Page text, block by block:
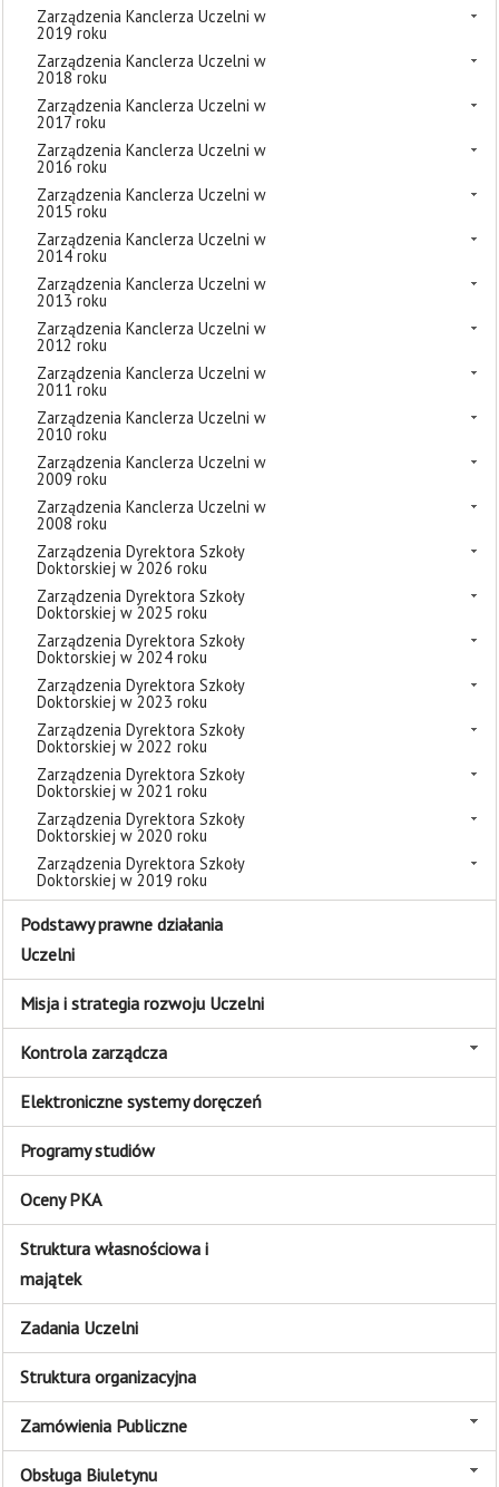
Zarządzenia Kanclerza Uczelni w
2019 roku
Zarządzenia Kanclerza Uczelni w
2018 roku
Zarządzenia Kanclerza Uczelni w
2017 roku
Zarządzenia Kanclerza Uczelni w
2016 roku
Zarządzenia Kanclerza Uczelni w
2015 roku
Zarządzenia Kanclerza Uczelni w
2014 roku
Zarządzenia Kanclerza Uczelni w
2013 roku
Zarządzenia Kanclerza Uczelni w
2012 roku
Zarządzenia Kanclerza Uczelni w
2011 roku
Zarządzenia Kanclerza Uczelni w
2010 roku
Zarządzenia Kanclerza Uczelni w
2009 roku
Zarządzenia Kanclerza Uczelni w
2008 roku
Zarządzenia Dyrektora Szkoły
Doktorskiej w 2026 roku
Zarządzenia Dyrektora Szkoły
Doktorskiej w 2025 roku
Zarządzenia Dyrektora Szkoły
Doktorskiej w 2024 roku
Zarządzenia Dyrektora Szkoły
Doktorskiej w 2023 roku
Zarządzenia Dyrektora Szkoły
Doktorskiej w 2022 roku
Zarządzenia Dyrektora Szkoły
Doktorskiej w 2021 roku
Zarządzenia Dyrektora Szkoły
Doktorskiej w 2020 roku
Zarządzenia Dyrektora Szkoły
Doktorskiej w 2019 roku
Podstawy prawne działania
Uczelni
Misja i strategia rozwoju Uczelni
Kontrola zarządcza
Elektroniczne systemy doręczeń
Programy studiów
Oceny PKA
Struktura własnościowa i
majątek
Zadania Uczelni
Struktura organizacyjna
Zamówienia Publiczne
Obsługa Biuletynu